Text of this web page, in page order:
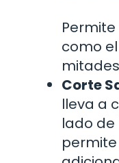
como
Corte
lleva a
lado de